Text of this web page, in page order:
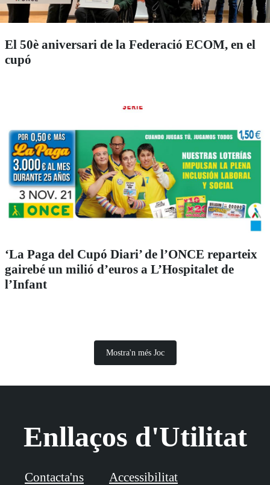
El 50è aniversari de la Federació ECOM, en el
cupó
‘La Paga del Cupó Diari’ de l’ONCE reparteix
gairebé un milió d’euros a L’Hospitalet de
l’Infant
Mostra'n més Joc
Enllaços d'Utilitat
Contacta'ns Accessibilitat